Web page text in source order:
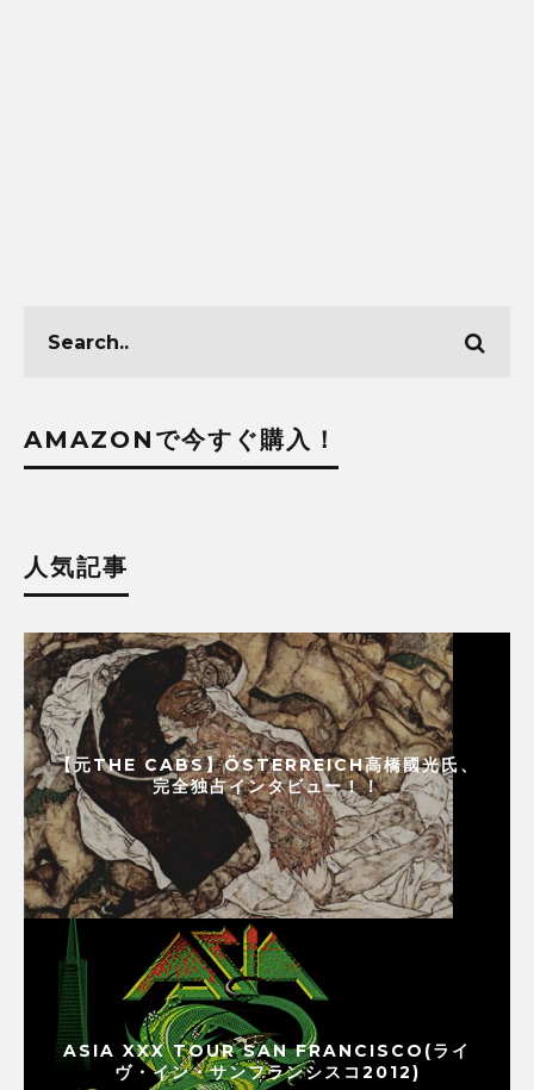
AMAZONで今すぐ購入！
人気記事
【元THE CABS】ÖSTERREICH高橋國光氏、
完全独占インタビュー！！
ASIA XXX TOUR SAN FRANCISCO(ライ
ヴ・イン・サンフランシスコ2012)